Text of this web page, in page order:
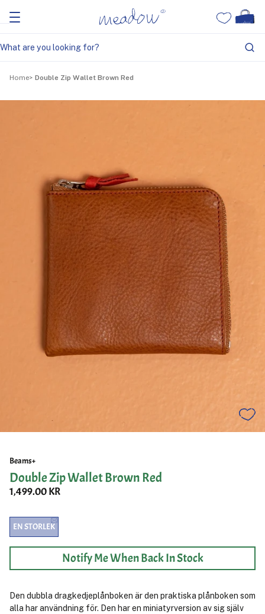
Home Double Zip Wallet Brown Red
Beams+
Double Zip Wallet Brown Red
1,499.00 KR
EN STORLEK
Notify Me When Back In Stock
Den dubbla dragkedjeplånboken är den praktiska plånboken som
alla har användning för. Den har en miniatyrversion av sig själv